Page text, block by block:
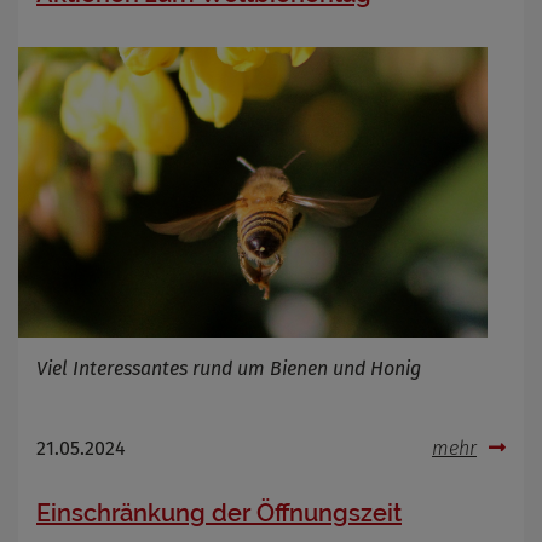
Viel Interessantes rund um Bienen und Honig
21.05.2024 mehr
Einschränkung der Öffnungszeit
Infos schließen